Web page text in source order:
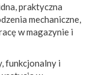
praktyczna
mechaniczne,
w magazynie i
funkcjonalny i